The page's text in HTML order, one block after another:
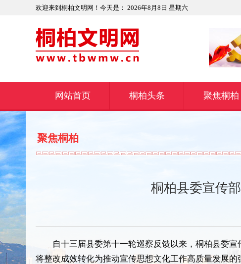
欢迎来到桐柏文明网！今天是： 2026年8月8日 星期六
网站首页 桐柏头条 聚焦桐柏
聚焦桐柏
桐柏县委宣传
自十三届县委第十一轮巡察反馈以来，桐柏县委
将整改成效转化为推动宣传思想文化工作高质量发展